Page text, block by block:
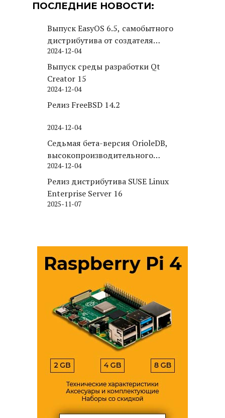
ПОСЛЕДНИЕ НОВОСТИ:
Выпуск EasyOS 6.5, самобытного
дистрибутива от создателя
Puppy Linux
2024-12-04
Выпуск среды разработки Qt
Creator 15
2024-12-04
Релиз FreeBSD 14.2
2024-12-04
Седьмая бета-версия OrioleDB,
высокопроизводительного
движка хранения для PostgreSQL
2024-12-04
Релиз дистрибутива SUSE Linux
Enterprise Server 16
2025-11-07